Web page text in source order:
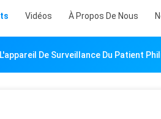
Vidéos À Propos De Nous
De Surveillance Du Patient